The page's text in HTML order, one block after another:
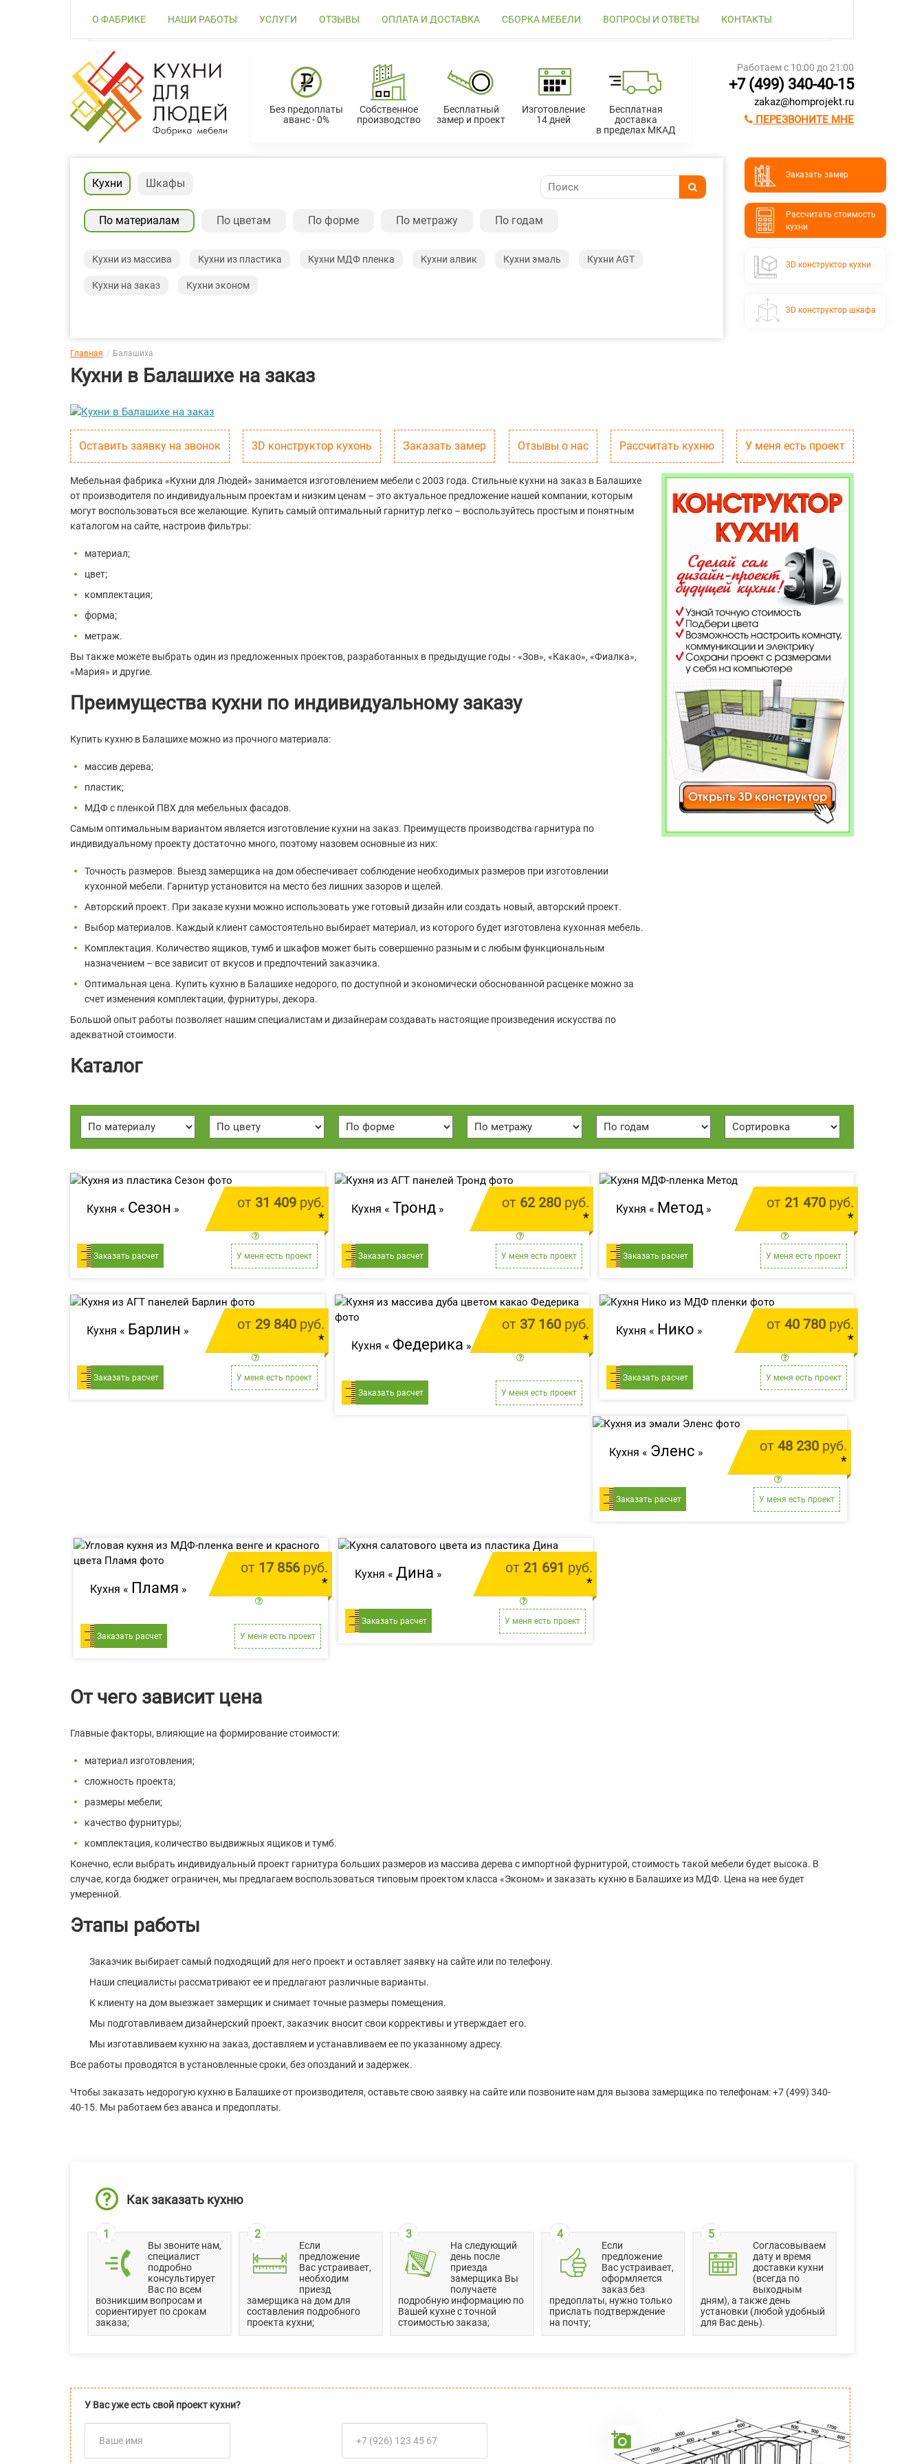
О ФАБРИКЕ НАШИ РАБОТЫ УСЛУГИ ОТЗЫВЫ ОПЛАТА И ДОСТАВКА СБОРКА МЕБЕЛИ ВОПРОСЫ И ОТВЕТЫ КОНТАКТЫ
Без предоплаты
аванс - 0%
Собственное
производство
Бесплатный
замер и проект
Изготовление
14 дней
Бесплатная
доставка
в пределах МКАД
Работаем с 10:00 до 21:00
+7 (499) 340-40-15
zakaz@homprojekt.ru
ПЕРЕЗВОНИТЕ МНЕ
Кухни Шкафы
По материалам По цветам По форме По метражу По годам
Кухни из массива Кухни из пластика Кухни МДФ пленка Кухни алвик Кухни эмаль Кухни AGT
Кухни на заказ Кухни эконом
Заказать замер
Расcчитать стоимость
кухни
3D конструктор кухни
3D конструктор шкафа
Главная Балашиха
Кухни в Балашихе на заказ
Оставить заявку на звонок 3D конструктор кухонь Заказать замер Отзывы о нас Рассчитать кухню У меня есть проект
Мебельная фабрика «Кухни для Людей» занимается изготовлением мебели с 2003 года. Стильные кухни на заказ в Балашихе
от производителя по индивидуальным проектам и низким ценам – это актуальное предложение нашей компании, которым
могут воспользоваться все желающие. Купить самый оптимальный гарнитур легко – воспользуйтесь простым и понятным
каталогом на сайте, настроив фильтры:
материал;
цвет;
комплектация;
форма;
метраж.
Вы также можете выбрать один из предложенных проектов, разработанных в предыдущие годы - «Зов», «Какао», «Фиалка»,
«Мария» и другие.
Преимущества кухни по индивидуальному заказу
Купить кухню в Балашихе можно из прочного материала:
массив дерева;
пластик;
МДФ с пленкой ПВХ для мебельных фасадов.
Самым оптимальным вариантом является изготовление кухни на заказ. Преимуществ производства гарнитура по
индивидуальному проекту достаточно много, поэтому назовем основные из них:
Точность размеров. Выезд замерщика на дом обеспечивает соблюдение необходимых размеров при изготовлении
кухонной мебели. Гарнитур установится на место без лишних зазоров и щелей.
Авторский проект. При заказе кухни можно использовать уже готовый дизайн или создать новый, авторский проект.
Выбор материалов. Каждый клиент самостоятельно выбирает материал, из которого будет изготовлена кухонная мебель.
Комплектация. Количество ящиков, тумб и шкафов может быть совершенно разным и с любым функциональным
назначением – все зависит от вкусов и предпочтений заказчика.
Оптимальная цена. Купить кухню в Балашихе недорого, по доступной и экономически обоснованной расценке можно за
счет изменения комплектации, фурнитуры, декора.
Большой опыт работы позволяет нашим специалистам и дизайнерам создавать настоящие произведения искусства по
адекватной стоимости.
Каталог
от 31 409 руб.
*
Кухня « Сезон »
Заказать расчет У меня есть проект
от 62 280 руб.
*
Кухня « Тронд »
Заказать расчет У меня есть проект
от 21 470 руб.
*
Кухня « Метод »
Заказать расчет У меня есть проект
от 29 840 руб.
*
Кухня « Барлин »
Заказать расчет У меня есть проект
от 37 160 руб.
*
Кухня « Федерика »
Заказать расчет У меня есть проект
от 40 780 руб.
*
Кухня « Нико »
Заказать расчет У меня есть проект
от 48 230 руб.
*
Кухня « Эленс »
Заказать расчет У меня есть проект
от 17 856 руб.
*
Кухня « Пламя »
Заказать расчет У меня есть проект
от 21 691 руб.
*
Кухня « Дина »
Заказать расчет У меня есть проект
От чего зависит цена
Главные факторы, влияющие на формирование стоимости:
материал изготовления;
сложность проекта;
размеры мебели;
качество фурнитуры;
комплектация, количество выдвижных ящиков и тумб.
Конечно, если выбрать индивидуальный проект гарнитура больших размеров из массива дерева с импортной фурнитурой, стоимость такой мебели будет высока. В
случае, когда бюджет ограничен, мы предлагаем воспользоваться типовым проектом класса «Эконом» и заказать кухню в Балашихе из МДФ. Цена на нее будет
умеренной.
Этапы работы
Заказчик выбирает самый подходящий для него проект и оставляет заявку на сайте или по телефону.
Наши специалисты рассматривают ее и предлагают различные варианты.
К клиенту на дом выезжает замерщик и снимает точные размеры помещения.
Мы подготавливаем дизайнерский проект, заказчик вносит свои коррективы и утверждает его.
Мы изготавливаем кухню на заказ, доставляем и устанавливаем ее по указанному адресу.
Все работы проводятся в установленные сроки, без опозданий и задержек.
Чтобы заказать недорогую кухню в Балашихе от производителя, оставьте свою заявку на сайте или позвоните нам для вызова замерщика по телефонам: +7 (499) 340-
40-15. Мы работаем без аванса и предоплаты.
Как заказать кухню
1
Вы звоните нам,
специалист
подробно
консультирует
Вас по всем
возникшим вопросам и
сориентирует по срокам
заказа;
2
Если
предложение
Вас устраивает,
необходим
приезд
замерщика на дом для
составления подробного
проекта кухни;
3
На следующий
день после
приезда
замерщика Вы
получаете
подробную информацию по
Вашей кухне с точной
стоимостью заказа;
4
Если
предложение
Вас устраивает,
оформляется
заказ без
предоплаты, нужно только
прислать подтверждение
на почту;
5
Согласовываем
дату и время
доставки кухни
(всегда по
выходным
дням), а также день
установки (любой удобный
для Вас день).
У Вас уже есть свой проект кухни?